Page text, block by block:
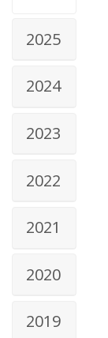
2025
2024
2023
2022
2021
2020
2019